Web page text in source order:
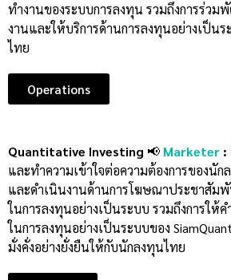
ทำงานของระบบการลงทุน รวมถึงการร่วม
งานและให้บริการด้านการลงทุนอย่างเป็น
ไทย
Operations
Quantitative Investing 📢 Marketer :
และทำความเข้าใจต่อความต้องการของนั
และดำเนินงานด้านการโฆษณาประชาสัม
ในการลงทุนอย่างเป็นระบบ รวมถึงการให้
ในการลงทุนอย่างเป็นระบบของ
มั่งคั่งอย่างยั่งยืนให้กับนักลงทุนไทย